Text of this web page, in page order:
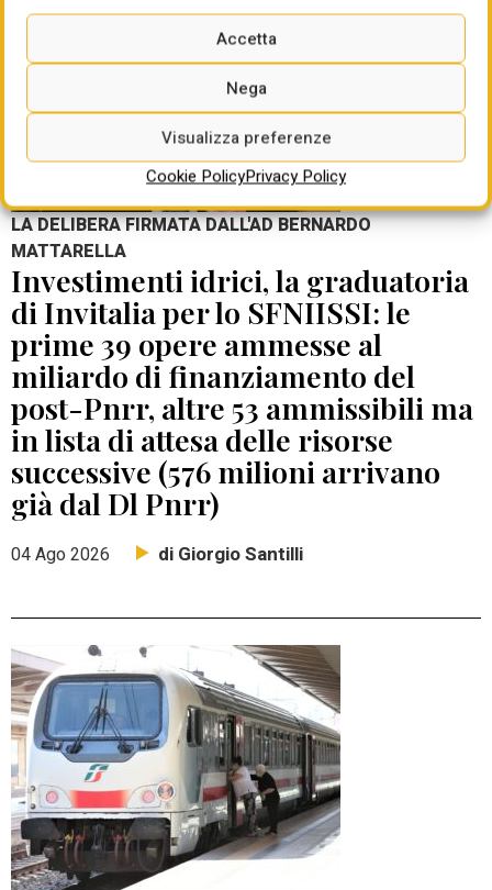
Accetta
Nega
Visualizza preferenze
Cookie PolicyPrivacy Policy
LA DELIBERA FIRMATA DALL'AD BERNARDO
MATTARELLA
Investimenti idrici, la graduatoria
di Invitalia per lo SFNIISSI: le
prime 39 opere ammesse al
miliardo di finanziamento del
post-Pnrr, altre 53 ammissibili ma
in lista di attesa delle risorse
successive (576 milioni arrivano
già dal Dl Pnrr)
04 Ago 2026 di Giorgio Santilli